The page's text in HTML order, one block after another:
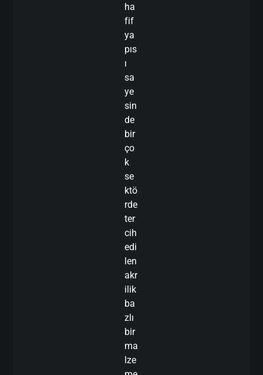
ha
fif
ya
pıs
ı
sa
ye
sin
de
bir
ço
k
se
ktö
rde
ter
cih
edi
len
akr
ilik
ba
zlı
bir
ma
lze